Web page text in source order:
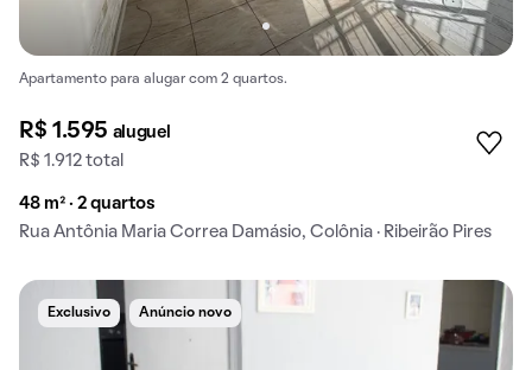
Apartamento para alugar com 2 quartos.
R$ 1.595 aluguel
R$ 1.912 total
48 m² · 2 quartos
Rua Antônia Maria Correa Damásio, Colônia · Ribeirão Pires
Exclusivo Anúncio novo